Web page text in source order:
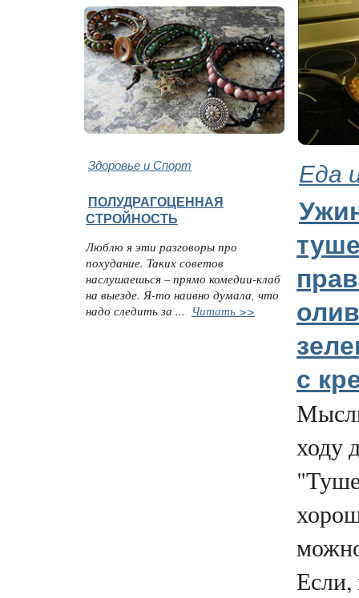
Здоровье и Спорт Еда
ПОЛУДРАГОЦЕННАЯ
СТРОЙНОСТЬ
Люблю я эти разговоры про
похудание. Таких советов
наслушаешься – прямо комедии-клаб
на выезде. Я-то наивно думала, что
надо следить за ... Читать >>
с
ходу
Если,